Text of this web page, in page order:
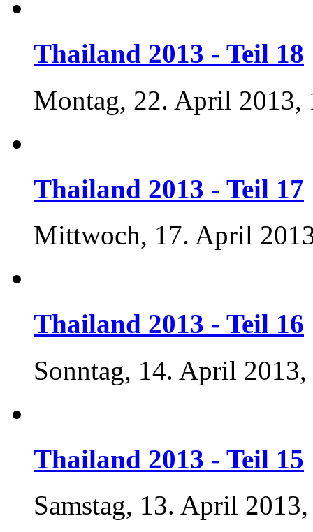
Thailand 2013 - Teil 18
Montag, 22. April 2013,
Thailand 2013 - Teil 17
Mittwoch, 17. April
Thailand 2013 - Teil 16
Sonntag, 14. April
Thailand 2013 - Teil 15
Samstag, 13. April